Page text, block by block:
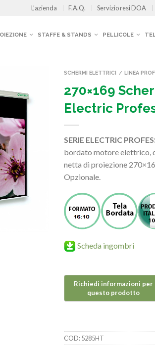
L’azienda F.A.Q. Servizio resi DOA
STAFFE & STANDS PELLICOLE
SCHERMI ELETTRICI / LINEA
270×169
Electric
SERIE ELECTRIC
bordato motore elettrico,
netta di proiezione
Opzionale.
Scheda ingombri
COD:5285HT